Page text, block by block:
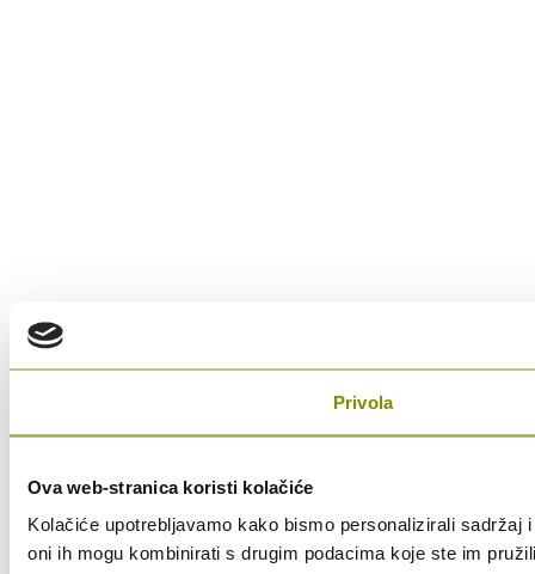
Privola
Ova web-stranica koristi kolačiće
Kolačiće upotrebljavamo kako bismo personalizirali
oni ih mogu kombinirati s drugim podacima koje ste im